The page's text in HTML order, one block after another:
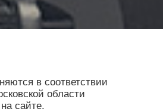
в соответствии
области
сайте.